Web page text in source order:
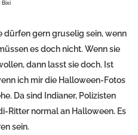
Bixi
dürfen gern gruselig sein, wenn
es doch nicht. Wenn sie
dann lasst sie doch. Ist
ich mir die Halloween-Fotos
Da sind Indianer, Polizisten
Ritter normal an Halloween. Es
sein.